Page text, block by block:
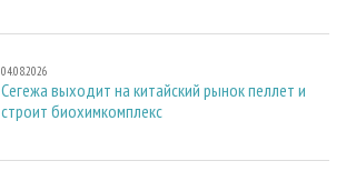
04.08.2026
Сегежа выходит на китайский рынок пеллет и
строит биохимкомплекс